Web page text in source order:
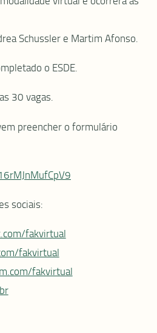
Schussler e Martim Afonso.
o ESDE.
30 vagas.
preencher o formulário
sociais:
fakvirtual
fakvirtual
fakvirtual